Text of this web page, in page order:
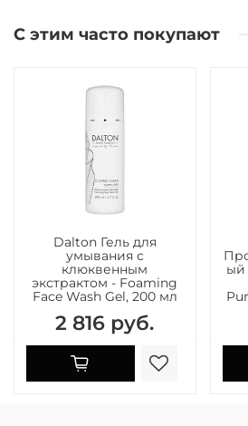
С этим часто покупают
Dalton Гель для
умывания с
клюквенным
экстрактом - Foaming
Face Wash Gel, 200 мл
2 816 руб.
ый